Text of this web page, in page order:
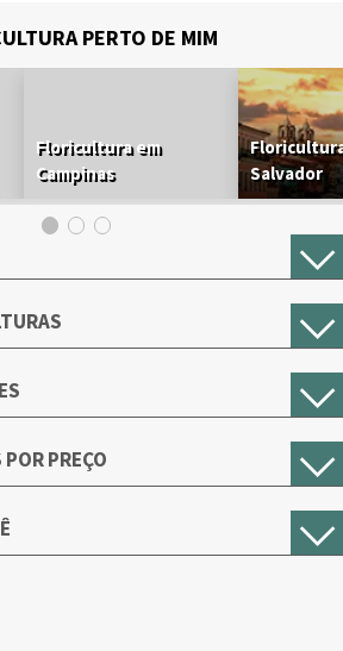
PERTO DE MIM
Floricultura em
Campinas
Salvador
PREÇO